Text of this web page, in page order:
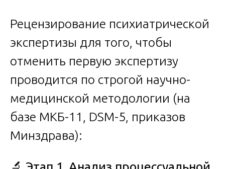
Рецензирование психиатрической
экспертизы для того, чтобы
отменить первую экспертизу
проводится по строгой научно-
медицинской методологии (на
базе МКБ-11, DSM-5, приказов
Минздрава):